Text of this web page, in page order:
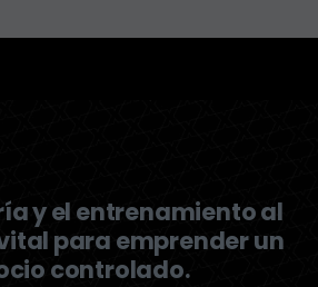
y el entrenamiento al
para emprender un
controlado.